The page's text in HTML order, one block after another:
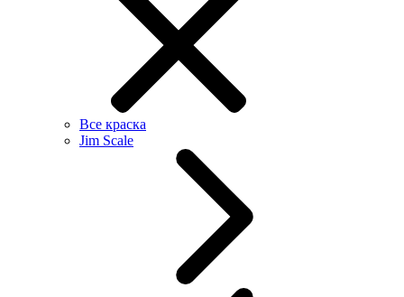
Все краска
Jim Scale